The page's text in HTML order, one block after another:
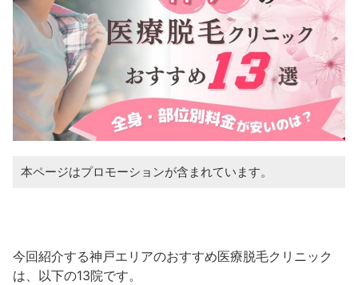
本ページはプロモーションが含まれています。
今回紹介する神戸エリアのおすすめ医療脱毛クリニック
は、以下の13院です。